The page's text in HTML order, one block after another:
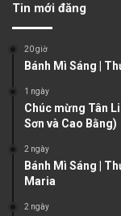
Tin mới đăng
20 giờ
Bánh Mì Sáng |
1 ngày
Chúc mừng Tân
Sơn và Cao Bằng)
2 ngày
Bánh Mì Sáng |
Maria
2 ngày